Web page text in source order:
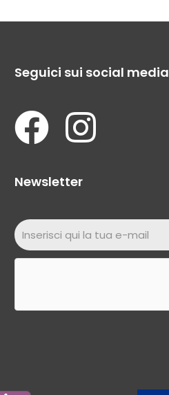
Seguici sui social media
Newsletter